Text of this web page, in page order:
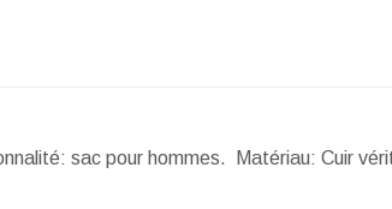
sac pour hommes. Matériau: Cuir